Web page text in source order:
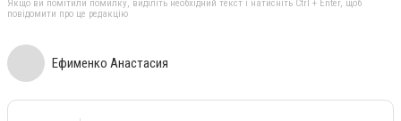
Якщо ви помітили помилку, виділіть необхідний текст і натисніть Ctrl + Enter, щоб
повідомити про це редакцію
Ефименко Анастасия